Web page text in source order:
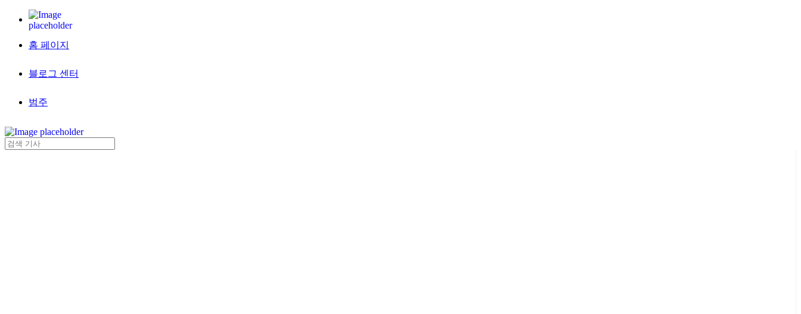
홈 페이지
블로그 센터
범주